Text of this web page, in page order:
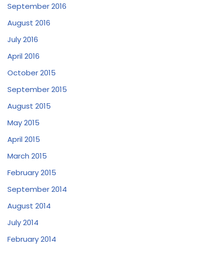
September 2016
August 2016
July 2016
April 2016
October 2015
September 2015
August 2015
May 2015
April 2015
March 2015
February 2015
September 2014
August 2014
July 2014
February 2014